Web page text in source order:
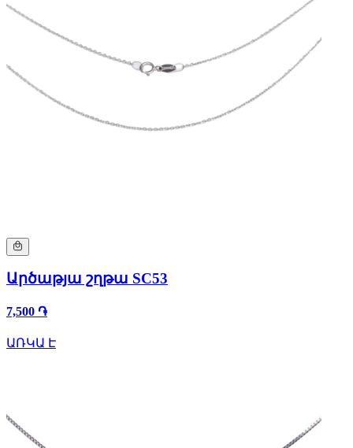
Արծաթյա շղթա SC53
7,500 ֏
ԱՌԿԱ Է